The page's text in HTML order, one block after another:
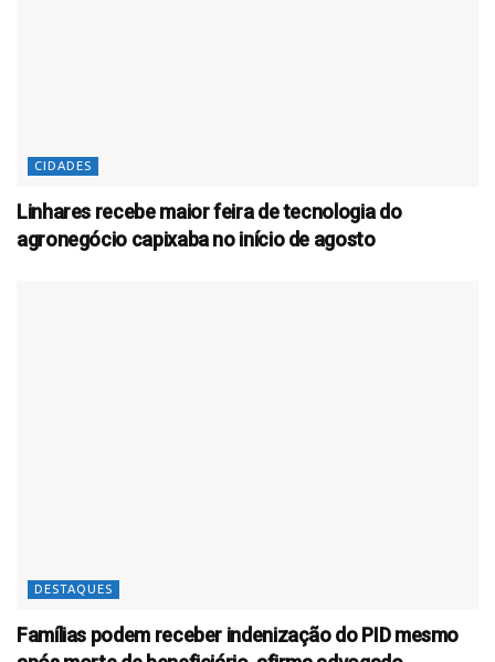
CIDADES
Linhares recebe maior feira de tecnologia do
agronegócio capixaba no início de agosto
DESTAQUES
Famílias podem receber indenização do PID mesmo